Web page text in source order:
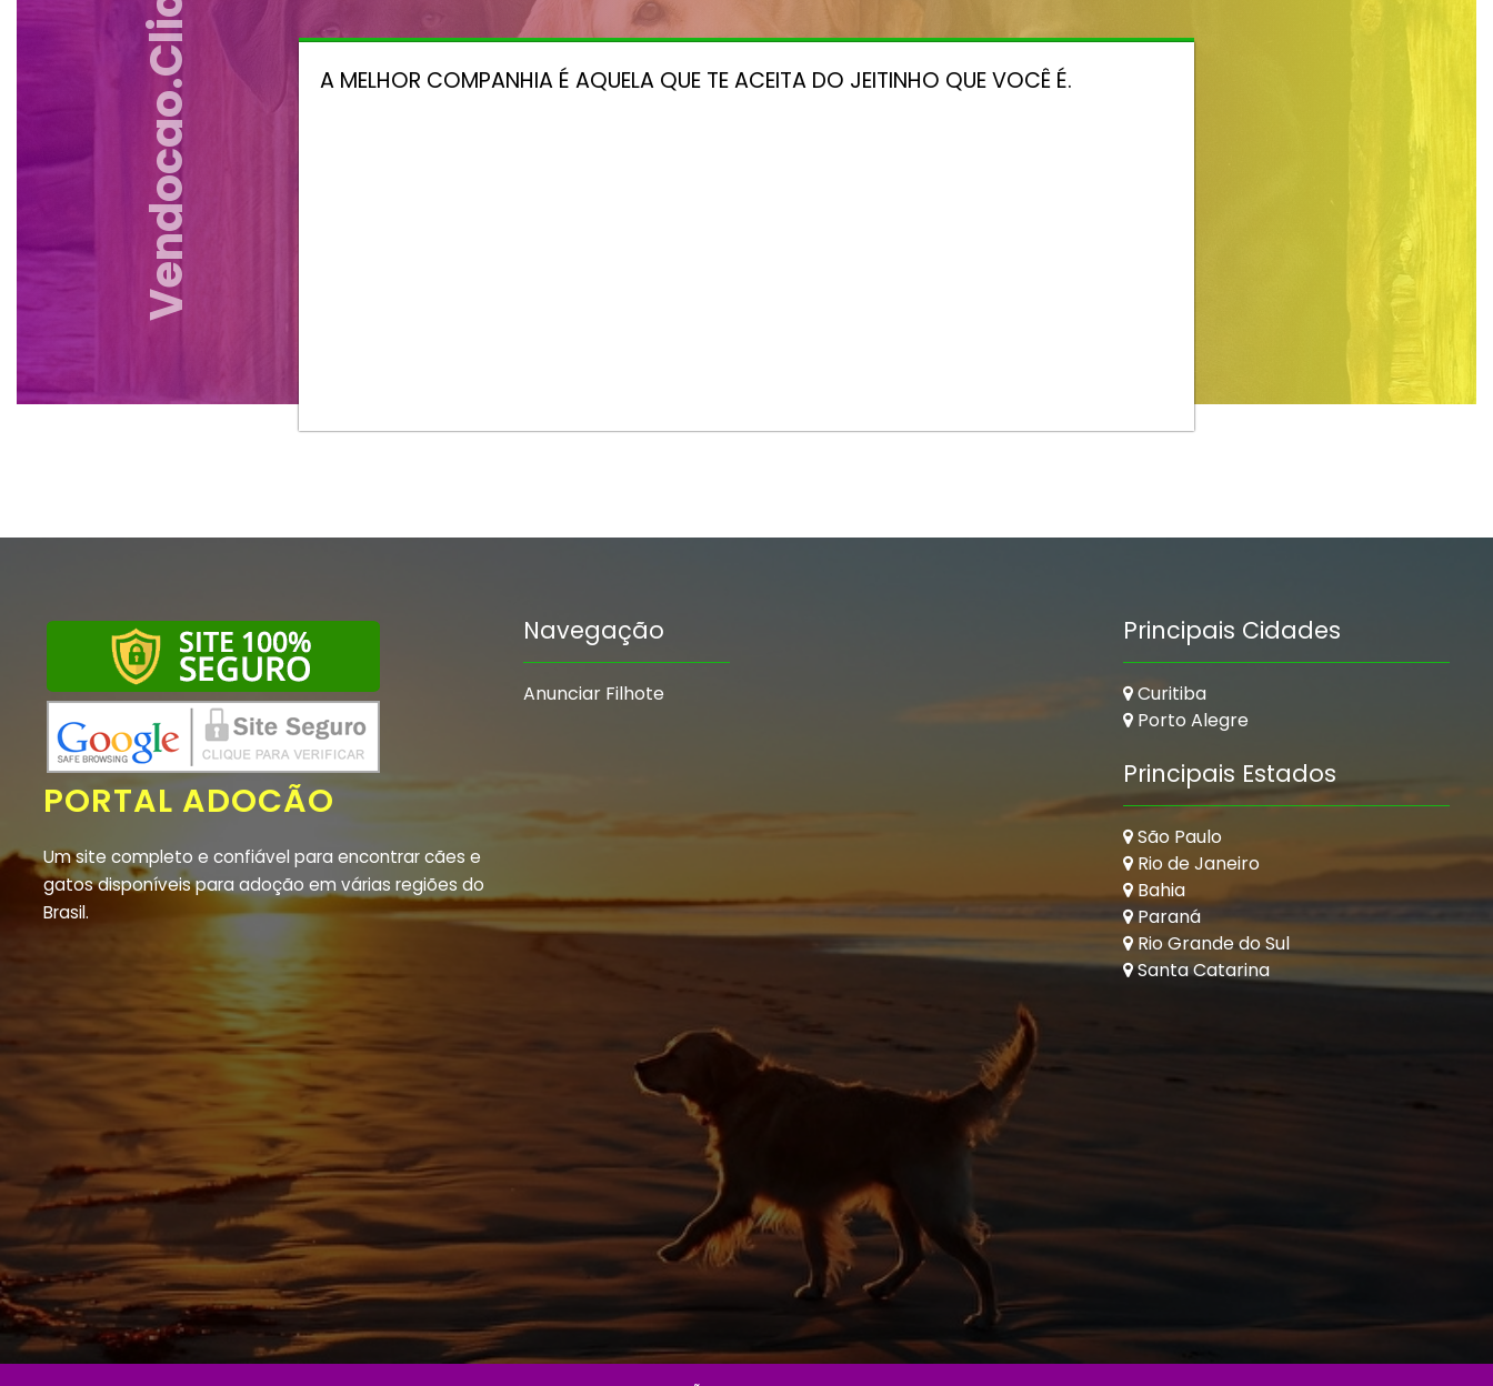
Vendocao.click A MELHOR COMPANHIA É AQUELA QUE TE ACEITA DO JEITINHO QUE VOCÊ É.
PORTAL ADOCÃO
Um site completo e confiável para encontrar cães e
gatos disponíveis para adoção em várias regiões do
Brasil.
Navegação
Anunciar Filhote
Principais Cidades
Curitiba
Porto Alegre
Principais Estados
São Paulo
Rio de Janeiro
Bahia
Paraná
Rio Grande do Sul
Santa Catarina